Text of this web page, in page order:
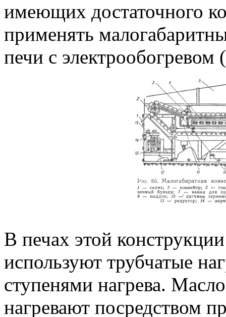
имеющих достаточного
применять
печи с электрообогревом
В печах этой
используют трубчатые
ступенями нагрева.
нагревают посредством